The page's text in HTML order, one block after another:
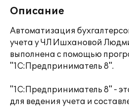
Описание
Автоматизация
учета у ЧЛ Ишхановой
выполнена с помощью
"1С:Предприниматель 8".
"1С:Предприниматель 8" -
для ведения учета и